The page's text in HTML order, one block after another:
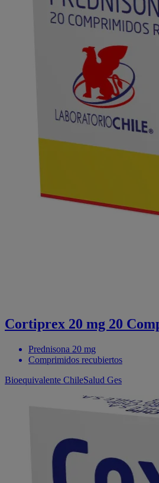
Cortiprex 20 mg 20
Prednisona 20 mg
Comprimidos recubiertos
Bioequivalente ChileSalud Ges